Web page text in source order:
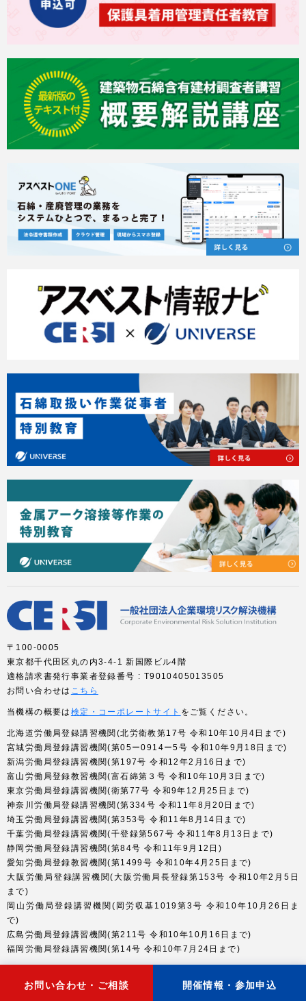
〒100-0005
東京都千代田区丸の内3-4-1 新国際ビル4階
適格請求書発行事業者登録番号 : T9010405013505
お問い合わせは こちら
当機構の概要は 検定・コーポレートサイト をご覧ください。
北海道労働局登録講習機関(北労衛教第17号 令和10年10月4日まで)
宮城労働局登録講習機関(第05ー0914ー5号 令和10年9月18日まで)
新潟労働局登録講習機関(第197号 令和12年2月16日まで)
富山労働局登録教習機関(富石綿第３号 令和10年10月3日まで)
東京労働局登録講習機関(衛第77号 令和9年12月25日まで)
神奈川労働局登録講習機関(第334号 令和11年8月20日まで)
埼玉労働局登録講習機関(第353号 令和11年8月14日まで)
千葉労働局登録講習機関(千登録第567号 令和11年8月13日まで)
静岡労働局登録講習機関(第84号 令和11年9月12日)
愛知労働局登録教習機関(第1499号 令和10年4月25日まで)
大阪労働局登録講習機関(大阪労働局長登録第153号 令和10年2月5日
まで)
岡山労働局登録講習機関(岡労収基1019第3号 令和10年10月26日ま
で)
広島労働局登録講習機関(第211号 令和10年10月16日まで)
福岡労働局登録講習機関(第14号 令和10年7月24日まで)
©CERSI All Rights Reserved.
お問い合わせ・ご相談 開催情報・参加申込